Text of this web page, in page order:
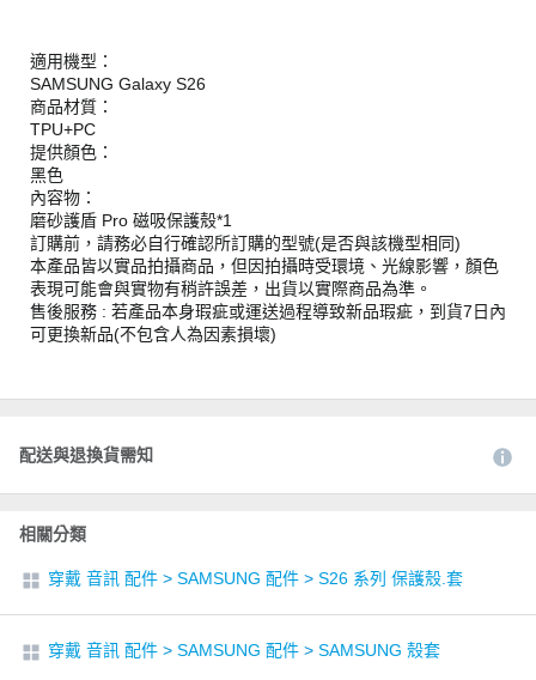
適用機型：
SAMSUNG Galaxy S26
商品材質：
TPU+PC
提供顏色：
黑色
內容物：
磨砂護盾 Pro 磁吸保護殼*1
訂購前，請務必自行確認所訂購的型號(是否與該機型相同)
本產品皆以實品拍攝商品，但因拍攝時受環境、光線影響，顏色
表現可能會與實物有稍許誤差，出貨以實際商品為準。
售後服務 : 若產品本身瑕疵或運送過程導致新品瑕疵，到貨7日內
可更換新品(不包含人為因素損壞)
配送與退換貨需知
相關分類
穿戴 音訊 配件 > SAMSUNG 配件 > S26 系列 保護殼.套
穿戴 音訊 配件 > SAMSUNG 配件 > SAMSUNG 殼套